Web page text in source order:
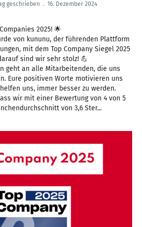
geschrieben . 16. Dezember 2024
2025! 🌟
von kununu, der führenden Plattform
mit dem Top Company Siegel 2025
sind wir sehr stolz! 💪
geht an alle Mitarbeitenden, die uns
Eure positiven Worte motivieren uns
uns, immer besser zu werden.
wir mit einer Bewertung von 4 von 5
von 3,6 Ster...